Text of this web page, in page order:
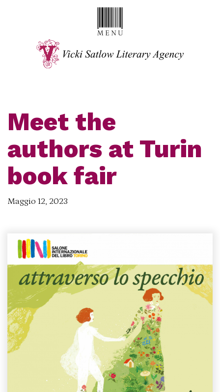
Meet the
authors at Turin
book fair
Maggio 12, 2023